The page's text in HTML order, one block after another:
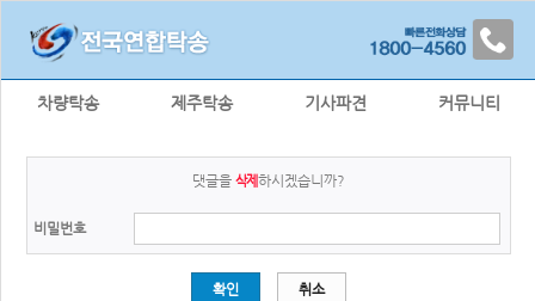
차량탁송 제주탁송 기사파견 커뮤니티
댓글을삭제 하시겠습니까?
비밀번호
확인 취소